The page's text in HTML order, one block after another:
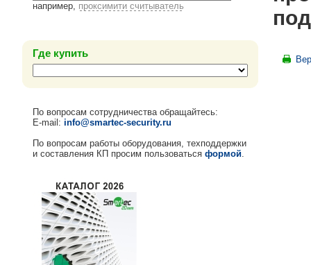
например, проксимити считыватель
Где купить
По вопросам сотрудничества обращайтесь:
E-mail: info@smartec-security.ru
По вопросам работы оборудования, техподдержки
и составления КП просим пользоваться формой